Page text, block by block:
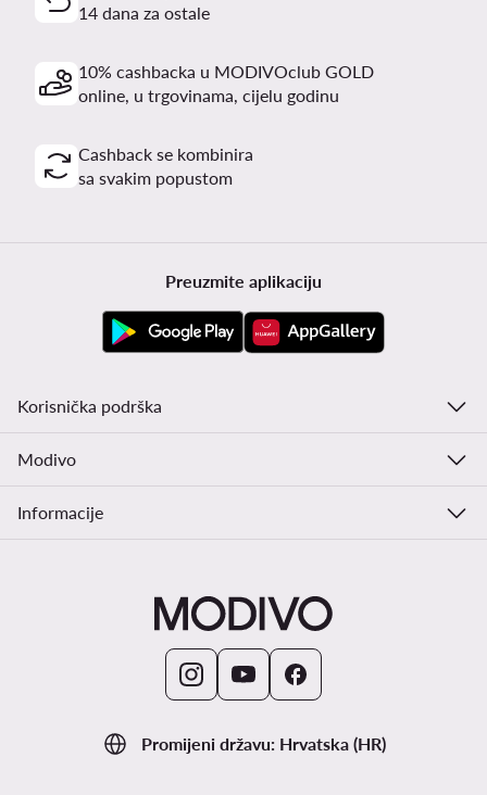
14 dana za ostale
10% cashbacka u MODIVOclub GOLD
online, u trgovinama, cijelu godinu
Cashback se kombinira
sa svakim popustom
Promijeni državu: Hrvatska (HR)
Preuzmite aplikaciju
Korisnička podrška
Modivo
Informacije